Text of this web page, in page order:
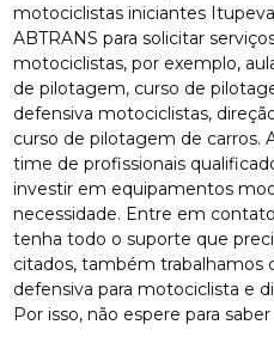
motociclistas iniciantes
ABTRANS para solicitar
motociclistas, por exemplo,
de pilotagem, curso de
defensiva motociclistas,
curso de pilotagem de carros.
time de profissionais
investir em equipamentos
necessidade. Entre em
tenha todo o suporte que
citados, também
defensiva para motociclista e
Por isso, não espere para saber